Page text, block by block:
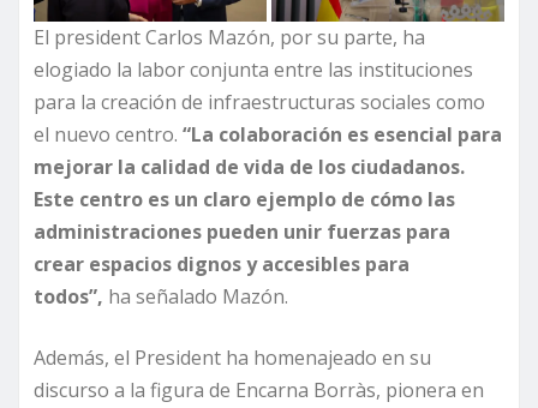
El president Carlos Mazón, por su parte, ha
elogiado la labor conjunta entre las instituciones
para la creación de infraestructuras sociales como
el nuevo centro. “La colaboración es esencial para
mejorar la calidad de vida de los ciudadanos.
Este centro es un claro ejemplo de cómo las
administraciones pueden unir fuerzas para
crear espacios dignos y accesibles para
todos”, ha señalado Mazón.
Además, el President ha homenajeado en su
discurso a la figura de Encarna Borràs, pionera en